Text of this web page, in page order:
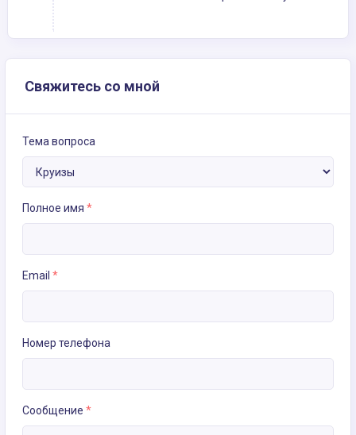
Свяжитесь со мной
Тема вопроса
Полное имя *
Email *
Номер телефона
Сообщение *